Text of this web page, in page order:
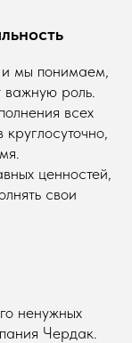
мы понимаем,
важную роль.
всех
ценностей,
свои
ненужных
Чердак.